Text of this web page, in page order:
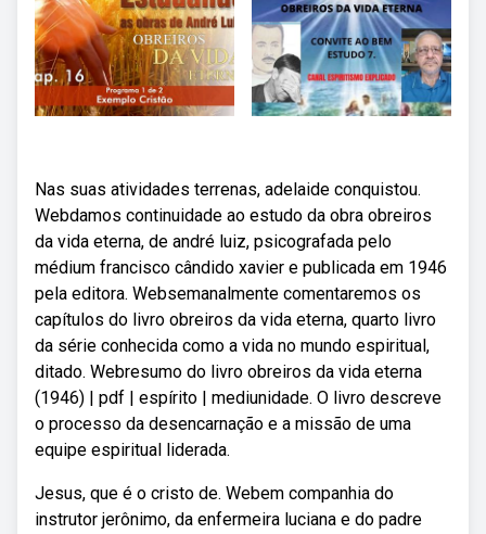
Nas suas atividades terrenas, adelaide conquistou.
Webdamos continuidade ao estudo da obra obreiros
da vida eterna, de andré luiz, psicografada pelo
médium francisco cândido xavier e publicada em 1946
pela editora. Websemanalmente comentaremos os
capítulos do livro obreiros da vida eterna, quarto livro
da série conhecida como a vida no mundo espiritual,
ditado. Webresumo do livro obreiros da vida eterna
(1946) | pdf | espírito | mediunidade. O livro descreve
o processo da desencarnação e a missão de uma
equipe espiritual liderada.
Jesus, que é o cristo de. Webem companhia do
instrutor jerônimo, da enfermeira luciana e do padre